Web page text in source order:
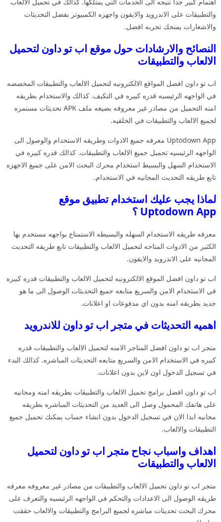
والتطبيقات على الاندرويد والايفون واجهزه الكمبيوتر بفضل التحديثات
والاشعارات يمنحك تجربه افضل.
النصائح والارشادات حول موقع اب تو داون لتحميل
الالعاب والتطبيقات
اب تو داون افضل المواقع الالكترونيه لتحميل الالعاب والتطبيقات المخصصه
في الواجهه الرئيسيه قدره كبيره في التكيف. كذالك والاستخدام بطريقه
امنه التحميل من مصادر غير معروفه بصيغه ملف APK تحديثات مستمره
لجميع الالعاب والتطبيقات في الخلفيه.
Uptodown App معرفه جميع الادوات وطريقه الاستخدام والوصول الى
الواجهه الرئيسيه تحميل جميع الالعاب والتطبيقات. كذالك قدره كبيره في
الاستخدام السهل والبسيط استخدام محرك البحث الامن على جميع الاجهزه
تابع طريقه التحديث المجانيه في الاستخدام.
لماذا يجب عليك استخدام تطبيق موقع
Uptodown App ؟
معرفه طريقه الاستخدام السهله والبسيطه الاستمتاع بواجهه مستخدم بها
الكثير من الادوات المتاحه لتحميل الالعاب والتطبيقات تابع طريقه التحديث
المجانيه على الاندرويد والايفون.
اب تو داون افضل الموقع الالكترونيه لتحميل الالعاب والتطبيقات قدره كبيره
في الاستخدام الامن والسريع متابعه جميع التحديثات الوصول الى ما هو
جديد بطريقه امنه بدون اي مدفوعات او اعلانات.
اهميه التحديثات في متجر اب تو داون للاندرويد
متجر اب تو داون افضل المتاجر الامنه لتحميل الالعاب والتطبيقات قدره
كبيره في الاستخدام الامن والسريع متابعه التحديثات المباشره. كذالك البدء
في تسجيل الدخول اون لاين بدون اعلانات.
اب تو داون افضل برامج تحميل الالعاب والتطبيقات بطريقه امنه ومجانيه
على هاتفك المحمول وصل الى العديد من التحديثات المباشره بطريقه
مجانيه ابدا الان في تسجيل الدخول بدون انشاء حساب يمكنك تحميل جميع
التطبيقات والالعاب.
اهداف واسباب نجاح متجر اب تو داون لتحميل
الالعاب والتطبيقات
متجر اب تو داون تحميل الالعاب والتطبيقات من مصادر غير معروفه معرفه
طريقه الوصول الى الاعدادات والتحكم في الواجهه الرئيسيه والتعرف على
محرك البحث تحديثات مباشره لجميع البرامج والتطبيقات والالعاب حققت